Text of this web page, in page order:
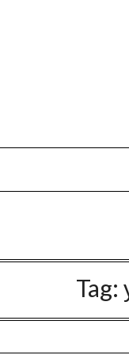
Tag: